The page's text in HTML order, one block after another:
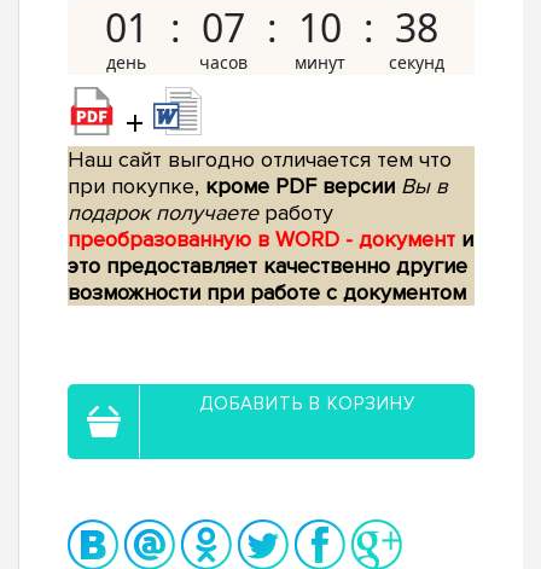
01 07 10 37
+
Наш сайт выгодно отличается тем что
при покупке, кроме PDF версии Вы в
подарок получаетеработу
преобразованную в WORD - документ и
это предоставляет качественно другие
возможности при работе с документом
ДОБАВИТЬ В КОРЗИНУ